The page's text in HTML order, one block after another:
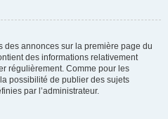
des annonces sur la première page du
des informations relativement
régulièrement. Comme pour les
possibilité de publier des sujets
par l’administrateur.